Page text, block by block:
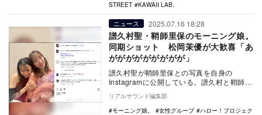
STREET
KAWAII LAB.
ニュース 2025.07.16 18:28
譜久村聖・鞘師里保のモーニング娘。
同期ショット 松岡茉優が大歓喜「あ
ががががががががが」
譜久村聖が鞘師里保との写真を自身の
Instagramに公開している。譜久村と鞘師
は、モーニング娘。の9期メンバーとして
2011年…
リアルサウンド編集部
モーニング娘。
女性グループ
ハロー！プロジェク